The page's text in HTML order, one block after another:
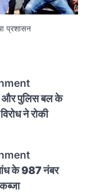
प्रशासन
और पुलिस बल के
ने रोकी
के 987 नंबर